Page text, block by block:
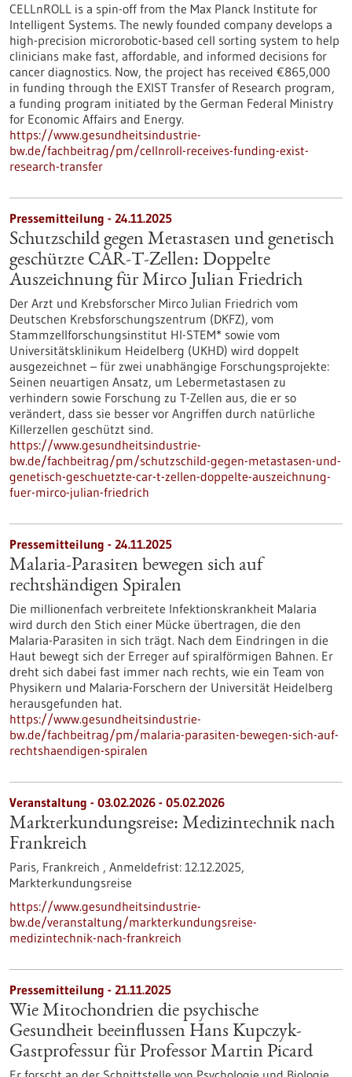
CELLnROLL is a spin-off from the Max Planck Institute for
Intelligent Systems. The newly founded company develops a
high-precision microrobotic-based cell sorting system to help
clinicians make fast, affordable, and informed decisions for
cancer diagnostics. Now, the project has received €865,000
in funding through the EXIST Transfer of Research program,
a funding program initiated by the German Federal Ministry
for Economic Affairs and Energy.
https://www.gesundheitsindustrie-
bw.de/fachbeitrag/pm/cellnroll-receives-funding-exist-
research-transfer
Pressemitteilung - 24.11.2025
Schutzschild gegen Metastasen und genetisch
geschützte CAR-T-Zellen: Doppelte
Auszeichnung für Mirco Julian Friedrich
Der Arzt und Krebsforscher Mirco Julian Friedrich vom
Deutschen Krebsforschungszentrum (DKFZ), vom
Stammzellforschungsinstitut HI-STEM* sowie vom
Universitätsklinikum Heidelberg (UKHD) wird doppelt
ausgezeichnet – für zwei unabhängige Forschungsprojekte:
Seinen neuartigen Ansatz, um Lebermetastasen zu
verhindern sowie Forschung zu T-Zellen aus, die er so
verändert, dass sie besser vor Angriffen durch natürliche
Killerzellen geschützt sind.
https://www.gesundheitsindustrie-
bw.de/fachbeitrag/pm/schutzschild-gegen-metastasen-und-
genetisch-geschuetzte-car-t-zellen-doppelte-auszeichnung-
fuer-mirco-julian-friedrich
Pressemitteilung - 24.11.2025
Malaria-Parasiten bewegen sich auf
rechtshändigen Spiralen
Die millionenfach verbreitete Infektionskrankheit Malaria
wird durch den Stich einer Mücke übertragen, die den
Malaria-Parasiten in sich trägt. Nach dem Eindringen in die
Haut bewegt sich der Erreger auf spiralförmigen Bahnen. Er
dreht sich dabei fast immer nach rechts, wie ein Team von
Physikern und Malaria-Forschern der Universität Heidelberg
herausgefunden hat.
https://www.gesundheitsindustrie-
bw.de/fachbeitrag/pm/malaria-parasiten-bewegen-sich-auf-
rechtshaendigen-spiralen
Veranstaltung - 03.02.2026 - 05.02.2026
Markterkundungsreise: Medizintechnik nach
Frankreich
Paris, Frankreich , Anmeldefrist: 12.12.2025,
Markterkundungsreise
https://www.gesundheitsindustrie-
bw.de/veranstaltung/markterkundungsreise-
medizintechnik-nach-frankreich
Pressemitteilung - 21.11.2025
Wie Mitochondrien die psychische
Gesundheit beeinflussen Hans Kupczyk-
Gastprofessur für Professor Martin Picard